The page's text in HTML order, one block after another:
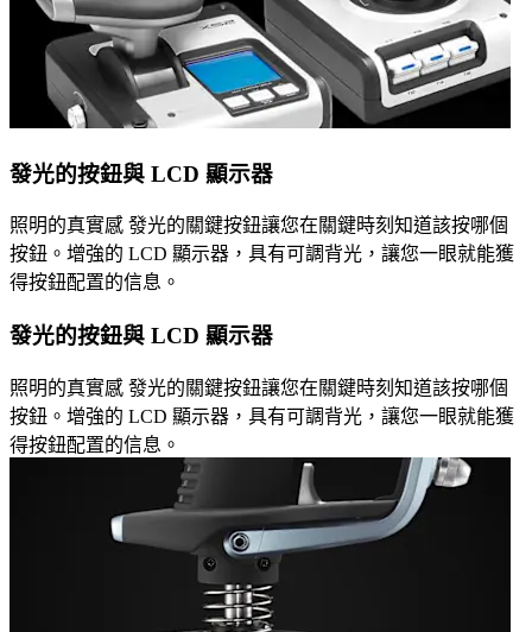
發光的按鈕與 LCD 顯示器
照明的真實感 發光的關鍵按鈕讓您在關鍵時刻知道該按哪個
按鈕。增強的 LCD 顯示器，具有可調背光，讓您一眼就能獲
得按鈕配置的信息。
發光的按鈕與 LCD 顯示器
照明的真實感 發光的關鍵按鈕讓您在關鍵時刻知道該按哪個
按鈕。增強的 LCD 顯示器，具有可調背光，讓您一眼就能獲
得按鈕配置的信息。